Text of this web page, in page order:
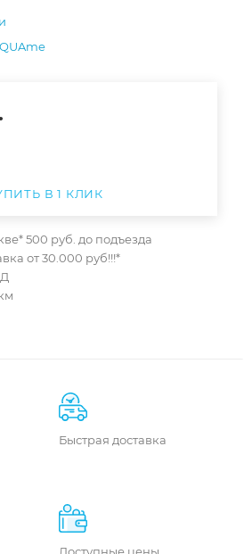
В 1 КЛИК
500 руб. до подъезда
от 30.000 руб!!!*
Быстрая доставка